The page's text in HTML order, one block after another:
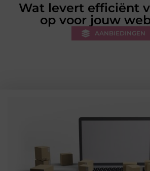
Wat levert efficiënt
op voor jouw
AANBIEDINGEN